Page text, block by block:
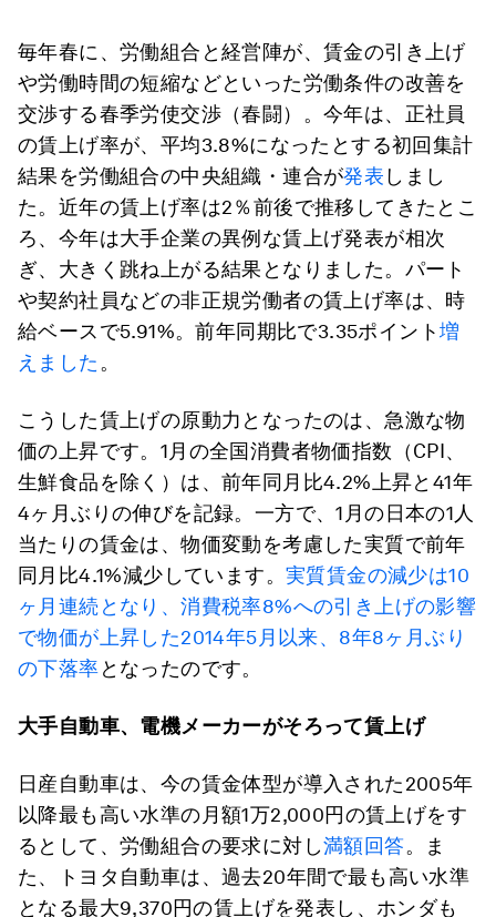
毎年春に、労働組合と経営陣が、賃金の引き上げ
や労働時間の短縮などといった労働条件の改善を
交渉する春季労使交渉（春闘）。今年は、正社員
の賃上げ率が、平均3.8%になったとする初回集計
結果を労働組合の中央組織・連合が発表 しまし
た。近年の賃上げ率は2％前後で推移してきたとこ
ろ、今年は大手企業の異例な賃上げ発表が相次
ぎ、大きく跳ね上がる結果となりました。パート
や契約社員などの非正規労働者の賃上げ率は、時
給ベースで5.91%。前年同期比で3.35ポイント増
えました 。
こうした賃上げの原動力となったのは、急激な物
価の上昇です。1月の全国消費者物価指数（CPI、
生鮮食品を除く）は、前年同月比4.2%上昇と41年
4ヶ月ぶりの伸びを記録。一方で、1月の日本の1人
当たりの賃金は、物価変動を考慮した実質で前年
同月比4.1%減少しています。 実質賃金の減少は10
ヶ月連続となり、消費税率8%への引き上げの影響
で物価が上昇した2014年5月以来、8年8ヶ月ぶり
の下落率となったのです。
大手自動車、電機メーカーがそろって賃上げ
日産自動車は、今の賃金体型が導入された2005年
以降最も高い水準の月額1万2,000円の賃上げをす
るとして、労働組合の要求に対し満額回答。ま
た、トヨタ自動車は、過去20年間で最も高い水準
となる最大9,370円の賃上げを発表し、ホンダも